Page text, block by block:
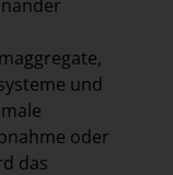
und
oder
das